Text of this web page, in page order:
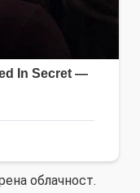
облачност.